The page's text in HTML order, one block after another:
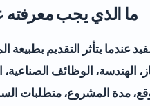
ما الذي يجب
عندما يتأثر التقديم
الهندسة، الوظائف الصناعية،
مدة المشروع، متطلبات